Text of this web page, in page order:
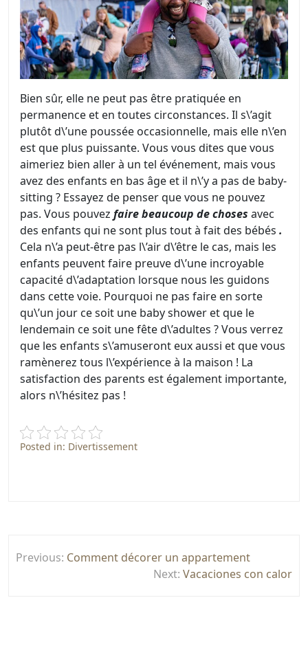
Bien sûr, elle ne peut pas être pratiquée en
permanence et en toutes circonstances. Il s\’agit
plutôt d\’une poussée occasionnelle, mais elle n\’en
est que plus puissante. Vous vous dites que vous
aimeriez bien aller à un tel événement, mais vous
avez des enfants en bas âge et il n\’y a pas de baby-
sitting ? Essayez de penser que vous ne pouvez
pas. Vous pouvez faire beaucoup de choses avec
des enfants qui ne sont plus tout à fait des bébés .
Cela n\’a peut-être pas l\’air d\’être le cas, mais les
enfants peuvent faire preuve d\’une incroyable
capacité d\’adaptation lorsque nous les guidons
dans cette voie. Pourquoi ne pas faire en sorte
qu\’un jour ce soit une baby shower et que le
lendemain ce soit une fête d\’adultes ? Vous verrez
que les enfants s\’amuseront eux aussi et que vous
ramènerez tous l\’expérience à la maison ! La
satisfaction des parents est également importante,
alors n\’hésitez pas !
Posted in: Divertissement
navigation
Previous: Comment décorer un appartement
Next: Vacaciones con calor